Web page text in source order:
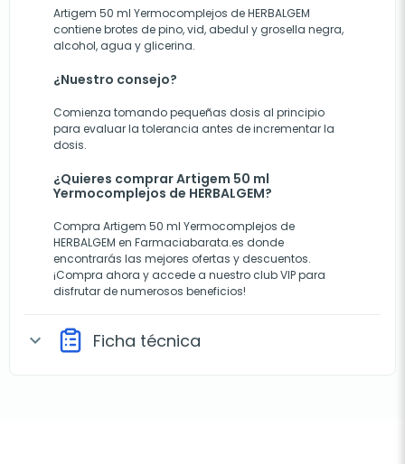
Artigem 50 ml Yermocomplejos de HERBALGEM
contiene brotes de pino, vid, abedul y grosella negra,
alcohol, agua y glicerina.
¿Nuestro consejo?
Comienza tomando pequeñas dosis al principio
para evaluar la tolerancia antes de incrementar la
dosis.
¿Quieres comprar Artigem 50 ml
Yermocomplejos de HERBALGEM?
Compra Artigem 50 ml Yermocomplejos de
HERBALGEM en Farmaciabarata.es donde
encontrarás las mejores ofertas y descuentos.
¡Compra ahora y accede a nuestro club VIP para
disfrutar de numerosos beneficios!
expand_more Ficha técnica